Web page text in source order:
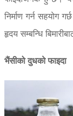
निर्माण गर्न सहयोग
हृदय सम्बन्धि
भैंसीको दुधको फाइदा